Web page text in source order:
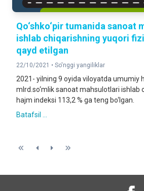
Qo‘shko‘pir tumanida sanoat
ishlab chiqarishning yuqori
qayd etilgan
22/10/2021 • So'nggi yangiliklar
2021- yilning 9 oyida viloyatda umumiy
mlrd.so‘mlik sanoat mahsulotlari ishlab
hajm indeksi 113,2 % ga teng bo‘lgan.
Batafsil ...